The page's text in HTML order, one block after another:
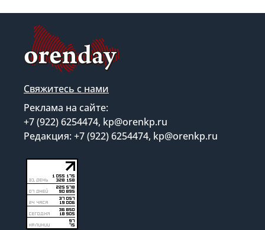
Свяжитесь с нами
Реклама на сайте:
+7 (922) 6254474, kp@orenkp.ru
Редакция: +7 (922) 6254474, kp@orenkp.ru